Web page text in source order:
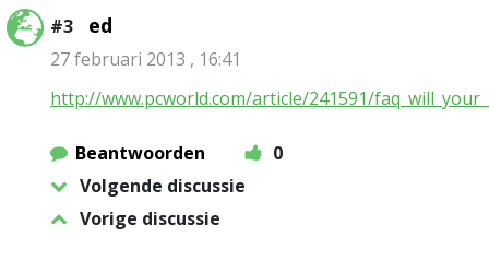
#3 ed
27 februari 2013 , 16:41
http://www.pcworld.com/article/241591/
Beantwoorden
0
Volgende discussie
Vorige discussie